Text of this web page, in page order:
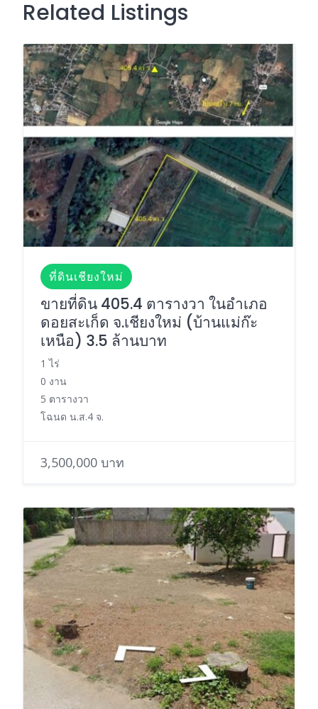
Related Listings
ที่ดินเชียงใหม่
ขายที่ดิน 405.4 ตารางวา ในอำเภอ
ดอยสะเก็ด จ.เชียงใหม่ (บ้านแม่ก๊ะ
เหนือ) 3.5 ล้านบาท
1 ไร่
0 งาน
5 ตารางวา
โฉนด น.ส.4 จ.
3,500,000 บาท